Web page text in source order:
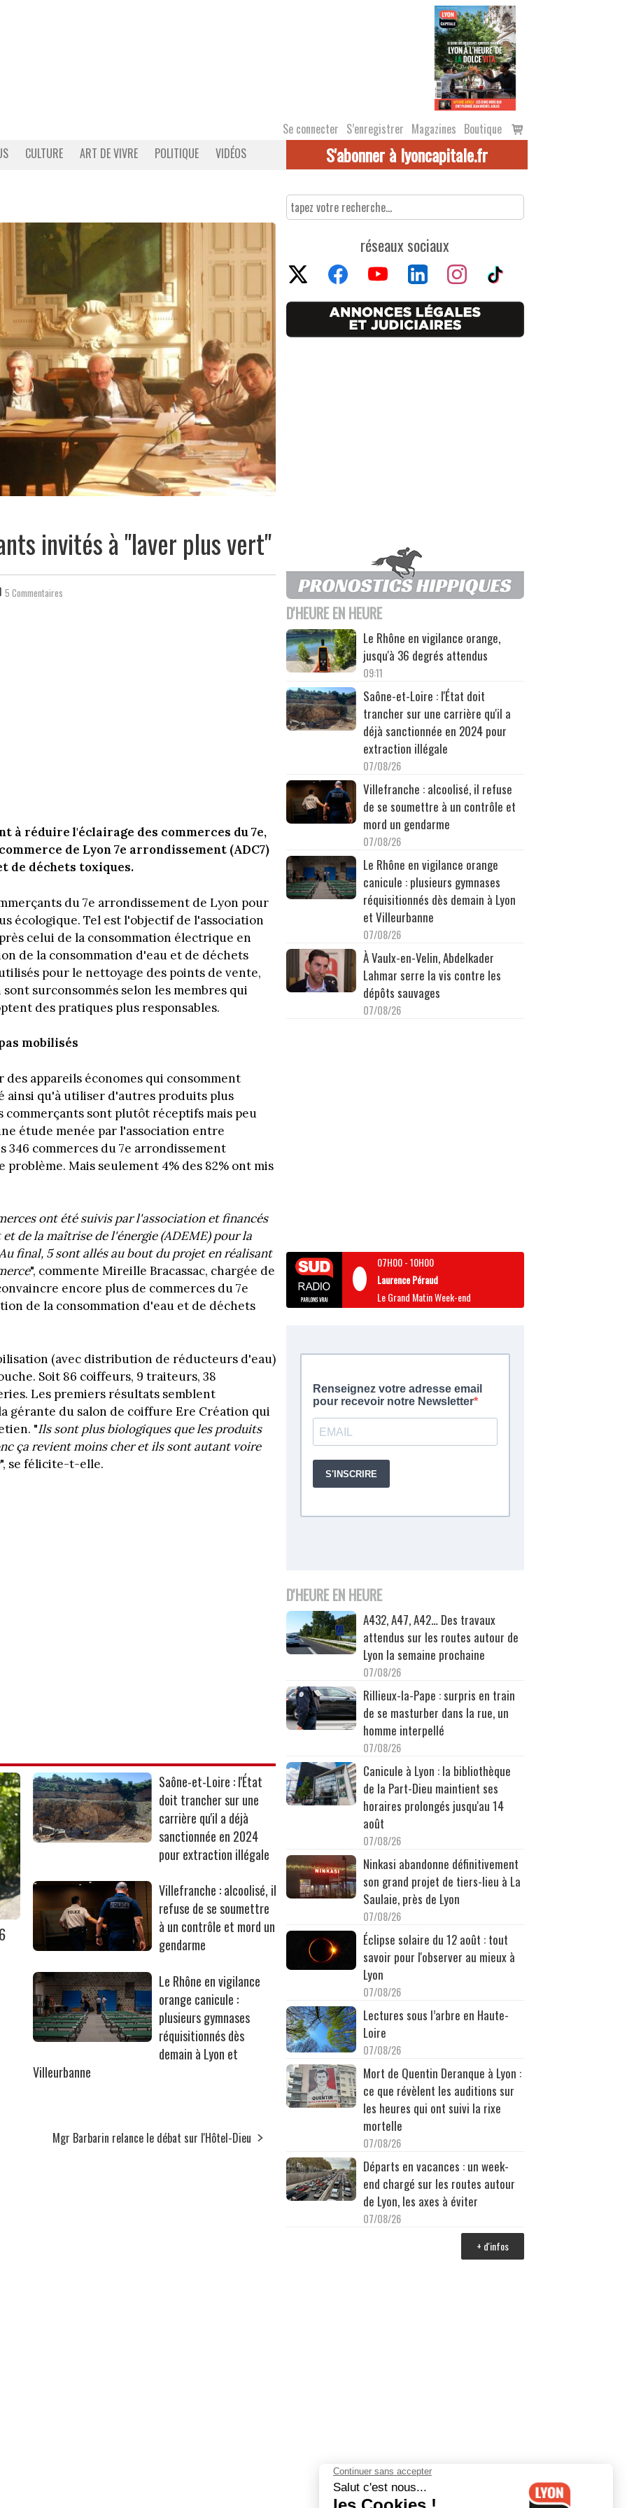
Se connecter S’enregistrer Magazines Boutique
Voir
le
CULTURE ART DE VIVRE POLITIQUE VIDÉOS S'abonner à lyoncapitale.fr
invités à "laver plus vert"
5 Commentaires
à réduire l'éclairage des commerces du 7e,
de Lyon 7e arrondissement (ADC7)
de déchets toxiques.
du 7e arrondissement de Lyon pour
écologique. Tel est l'objectif de l'association
celui de la consommation électrique en
de la consommation d'eau et de déchets
pour le nettoyage des points de vente,
surconsommés selon les membres qui
des pratiques plus responsables.
mobilisés
appareils économes qui consomment
ainsi qu'à utiliser d'autres produits plus
sont plutôt réceptifs mais peu
étude menée par l'association entre
346 commerces du 7e arrondissement
Mais seulement 4% des 82% ont mis
ont été suivis par l'association et financés
de la maîtrise de l'énergie (ADEME) pour la
final, 5 sont allés au bout du projet en réalisant
", commente Mireille Bracassac, chargée de
encore plus de commerces du 7e
de la consommation d'eau et de déchets
(avec distribution de réducteurs d'eau)
Soit 86 coiffeurs, 9 traiteurs, 38
Les premiers résultats semblent
gérante du salon de coiffure Ere Création qui
"Ils sont plus biologiques que les produits
ça revient moins cher et ils sont autant voire
", se félicite-t-elle.
Saône-et-Loire : l'État
doit trancher sur une
carrière qu'il a déjà
sanctionnée en 2024
pour extraction illégale
Villefranche : alcoolisé, il
refuse de se soumettre
à un contrôle et mord un
gendarme
Le Rhône en vigilance
orange canicule :
plusieurs gymnases
réquisitionnés dès
demain à Lyon et
Villeurbanne
Mgr Barbarin relance le débat sur l'Hôtel-Dieu
réseaux sociaux
D'HEURE EN HEURE
Le Rhône en vigilance orange,
jusqu'à 36 degrés attendus
09:11
Saône-et-Loire : l'État doit
trancher sur une carrière qu'il a
déjà sanctionnée en 2024 pour
extraction illégale
07/08/26
Villefranche : alcoolisé, il refuse
de se soumettre à un contrôle et
mord un gendarme
07/08/26
Le Rhône en vigilance orange
canicule : plusieurs gymnases
réquisitionnés dès demain à Lyon
et Villeurbanne
07/08/26
À Vaulx-en-Velin, Abdelkader
Lahmar serre la vis contre les
dépôts sauvages
07/08/26
07H00-10H00
Laurence Péraud
Le Grand Matin Week-end
D'HEURE EN HEURE
A432, A47, A42… Des travaux
attendus sur les routes autour de
Lyon la semaine prochaine
07/08/26
Rillieux-la-Pape : surpris en train
de se masturber dans la rue, un
homme interpellé
07/08/26
Canicule à Lyon : la bibliothèque
de la Part-Dieu maintient ses
horaires prolongés jusqu'au 14
août
07/08/26
Ninkasi abandonne définitivement
son grand projet de tiers-lieu à La
Saulaie, près de Lyon
07/08/26
Éclipse solaire du 12 août : tout
savoir pour l'observer au mieux à
Lyon
07/08/26
Lectures sous l’arbre en Haute-
Loire
07/08/26
Mort de Quentin Deranque à Lyon :
ce que révèlent les auditions sur
les heures qui ont suivi la rixe
mortelle
07/08/26
Départs en vacances : un week-
end chargé sur les routes autour
de Lyon, les axes à éviter
07/08/26
+ d'infos